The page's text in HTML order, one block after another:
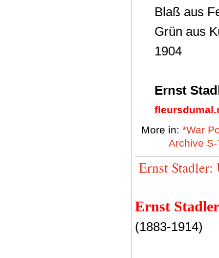
Blaß aus
Grün aus
1904
Ernst
More in: *War
Archive S-
Ernst Stadler:
Ernst Stadler
(1883-1914)